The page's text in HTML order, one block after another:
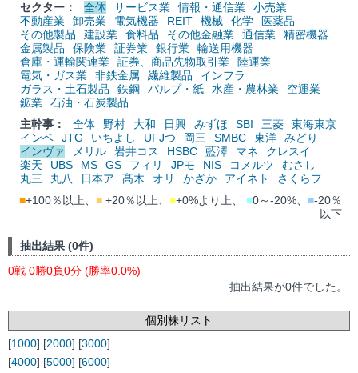
セクター：
全体 サービス業 情報・通信業
小売業
不動産業
卸売業 電気機器 REIT 機械 化学
医薬品
その他製品
建設業 食料品 その他金融業 通信業
精密機器
金属製品
保険業 証券業 銀行業
輸送用機器
倉庫・運輸関連業
証券、商品先物取引業
陸運業
電気・ガス業
非鉄金属 繊維製品
インフラ
ガラス・土石製品
鉄鋼 パルプ・紙 水産・農林業
空運業
鉱業
石油・石炭製品
主幹事：
全体 野村 大和 日興 みずほ SBI 三菱
東海東京
インベ
JTG いちよし UFJつ 岡三 SMBC 東洋
みどり
インヴァ
メリル 岩井コス HSBC 藍澤 マネ
クレスイ
楽天
UBS MS GS フィリ JPモ NIS コメルツ
むさし
丸三
丸八 日本ア 髙木 オリ かざか アイネト
さくらフ
■+100％以上、 ■ +20％以上、 ■+0%より上、 ■0～-20%、 ■-20％
以下
抽出結果 (0件)
0戦 0勝0負0分 (勝率0.0%)
抽出結果が0件でした。
個別株リスト
[1000] [2000] [3000]
[4000] [5000] [6000]